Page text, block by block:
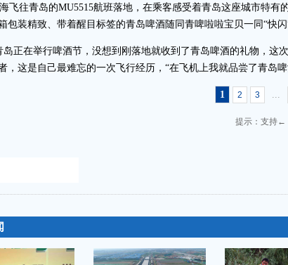
飞往青岛的MU5515航班落地，在乘客感受着青岛这座城市特
包装精致、带着醒目标签的青岛啤酒随同青啤啦啦宝贝一同“快
岛正在举行啤酒节，没想到刚落地就收到了青岛啤酒的礼物，
，这是自己最难忘的一次飞行经历，“在飞机上我就品尝了青岛
1 2 3 ...
提示：支持